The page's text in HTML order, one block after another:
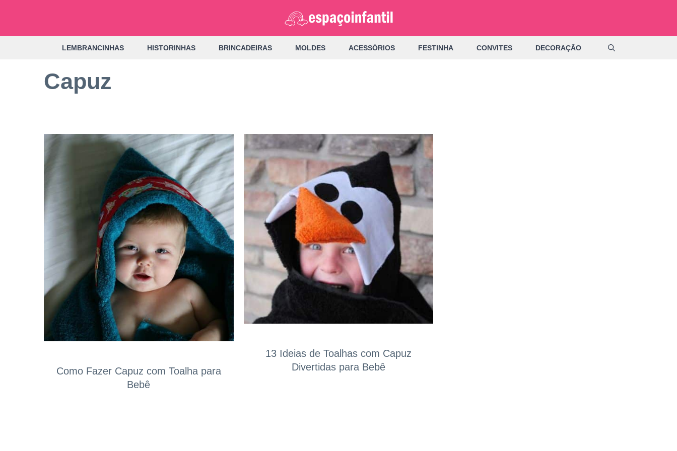
LEMBRANCINHAS HISTORINHAS BRINCADEIRAS MOLDES ACESSÓRIOS FESTINHA CONVITES DECORAÇÃO
Capuz
Como Fazer Capuz com Toalha para
Bebê
13 Ideias de Toalhas com Capuz
Divertidas para Bebê